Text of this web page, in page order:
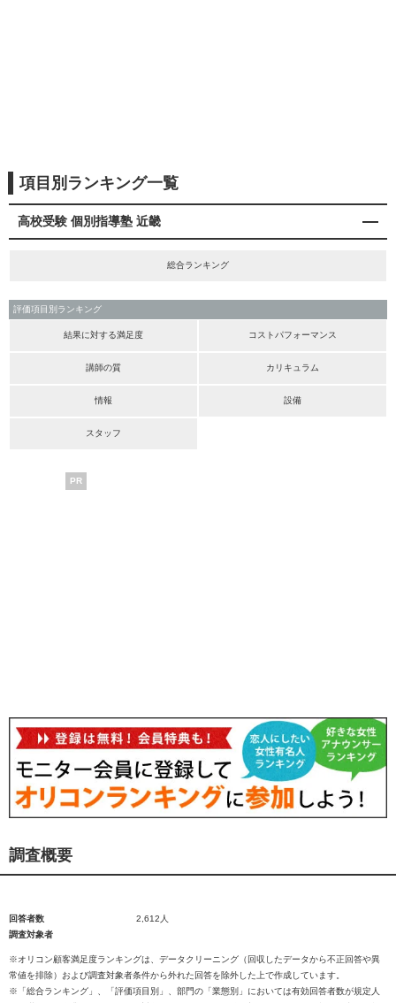
項目別ランキング一覧
高校受験 個別指導塾 近畿
総合ランキング
評価項目別ランキング
結果に対する満足度 コストパフォーマンス
講師の質 カリキュラム
情報 設備
スタッフ
PR
調査概要
回答者数
2,612人
調査対象者
※オリコン顧客満足度ランキングは、データクリーニング（回収したデータから不正回答や異
常値を排除）および調査対象者条件から外れた回答を除外した上で作成しています。
※「総合ランキング」、「評価項目別」、部門の「業態別」においては有効回答者数が規定人